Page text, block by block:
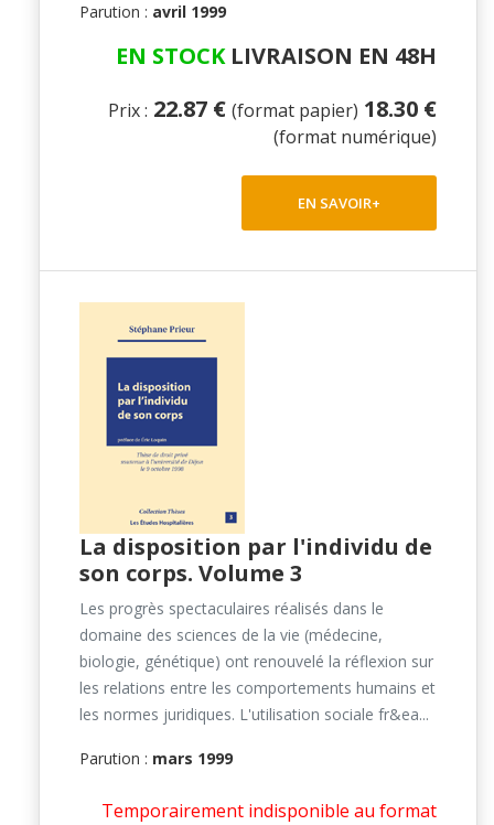
Parution : avril 1999
EN STOCKLIVRAISON EN 48H
Prix : 22.87 € (format papier) 18.30 €
(format numérique)
EN SAVOIR+
La disposition par l'individu de
son corps. Volume 3
Les progrès spectaculaires réalisés dans le
domaine des sciences de la vie (médecine,
biologie, génétique) ont renouvelé la réflexion sur
les relations entre les comportements humains et
les normes juridiques. L'utilisation sociale fr&ea...
Parution : mars 1999
Temporairement indisponible au format